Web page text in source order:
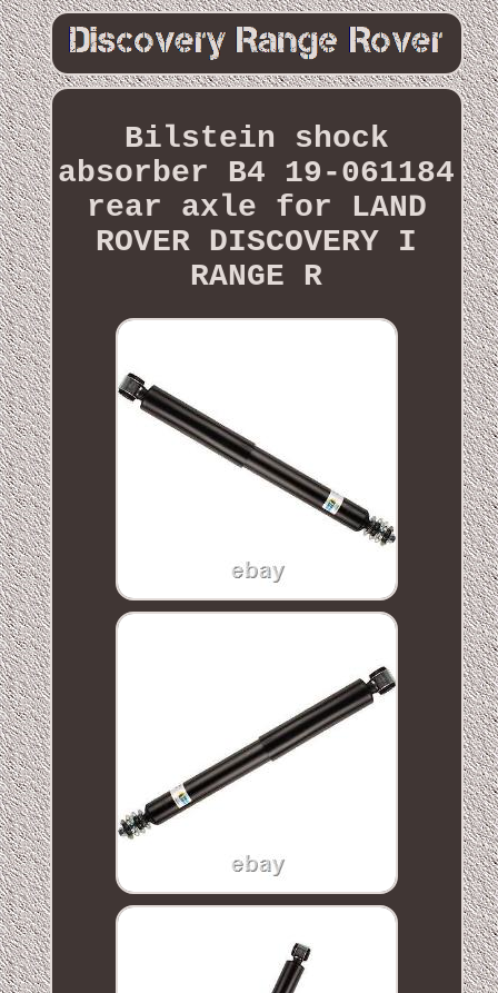
Bilstein shock
absorber B4 19-061184
rear axle for LAND
ROVER DISCOVERY I
RANGE R